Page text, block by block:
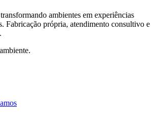
ambientes em experiências
Fabricação própria, atendimento consultivo e